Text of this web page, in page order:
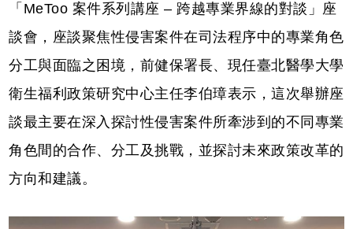
「MeToo 案件系列講座 ‒ 跨越專業界線的對談」座
談會，座談聚焦性侵害案件在司法程序中的專業角色
分工與面臨之困境，前健保署長、現任臺北醫學大學
衛生福利政策研究中心主任李伯璋表示，這次舉辦座
談最主要在深入探討性侵害案件所牽涉到的不同專業
角色間的合作、分工及挑戰，並探討未來政策改革的
方向和建議。